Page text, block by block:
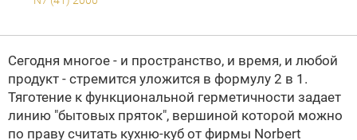
Сегодня многое - и пространство, и время, и любой
продукт - стремится уложится в формулу 2 в 1.
Тяготение к функциональной герметичности задает
линию "бытовых пряток", вершиной которой можно
по праву считать кухню-куб от фирмы Norbert